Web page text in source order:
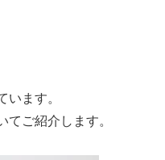
います。
ご紹介します。